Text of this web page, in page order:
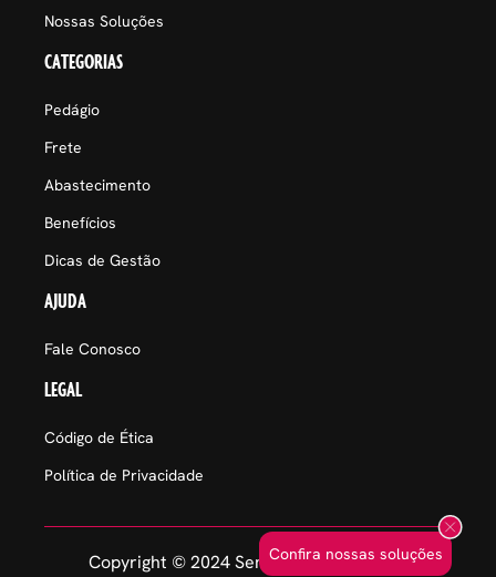
Confira nossas soluções
Nossas Soluções
CATEGORIAS
Pedágio
Frete
Abastecimento
Benefícios
Dicas de Gestão
AJUDA
Fale Conosco
LEGAL
Código de Ética
Política de Privacidade
Copyright © 2024 Sem Parar Empresas.